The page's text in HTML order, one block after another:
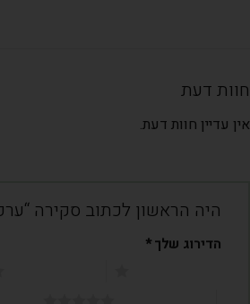
חוות דעת
אין עדיין חוות דעת.
היה הראשון לכתוב סקירה
הדירוג שלך*